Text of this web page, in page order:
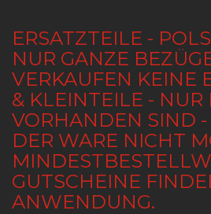
ERSATZTEILE -
NUR GANZE
VERKAUFEN KEINE
& KLEINTEILE - NUR
VORHANDEN SIND -
DER WARE NICHT
GUTSCHEINE
ANWENDUNG.